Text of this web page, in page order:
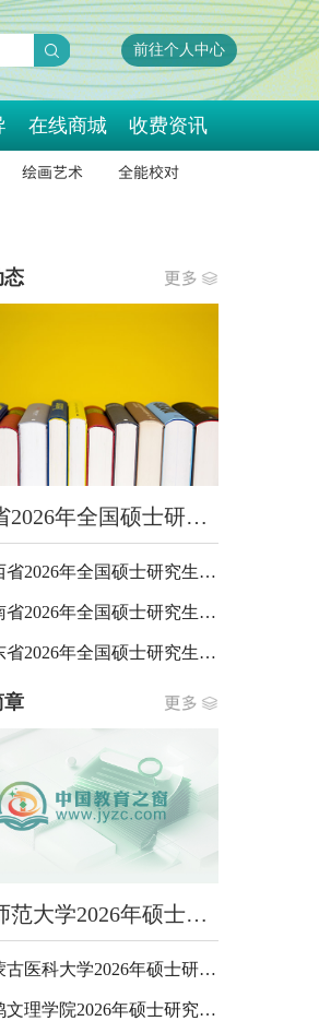
前往个人中心
在线商城 收费资讯
绘画艺术 全能校对
态
贵州省2026年全国硕士研究生招生考试顺利结束
江西省2026年全国硕士研究生招生考试（初试）顺利结束
湖南省2026年全国硕士研究生招生考试平稳顺利结束
广东省2026年全国硕士研究生招生考试顺利结束
章
天水师范大学2026年硕士研究生招生简章
内蒙古医科大学2026年硕士研究生招生简章
宝鸡文理学院2026年硕士研究生招生简章